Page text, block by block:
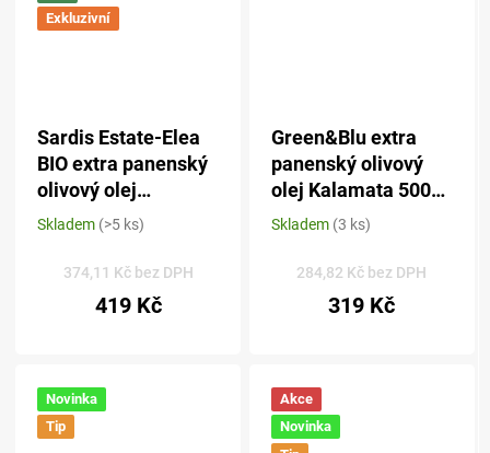
Exkluzivní
Sardis Estate-Elea
BIO extra panenský
olivový olej
Kalamata PDO 500
Průměrné
produktu
Skladem (>5 ks)
374,11 Kč bez DPH
419 Kč
Green&Blu extra
panenský olivový
olej Kalamata 500
ml - sklo
Průměrné
produktu
Skladem (3 ks)
284,82 Kč bez DPH
319 Kč
Novinka
Tip
Akce
Novinka